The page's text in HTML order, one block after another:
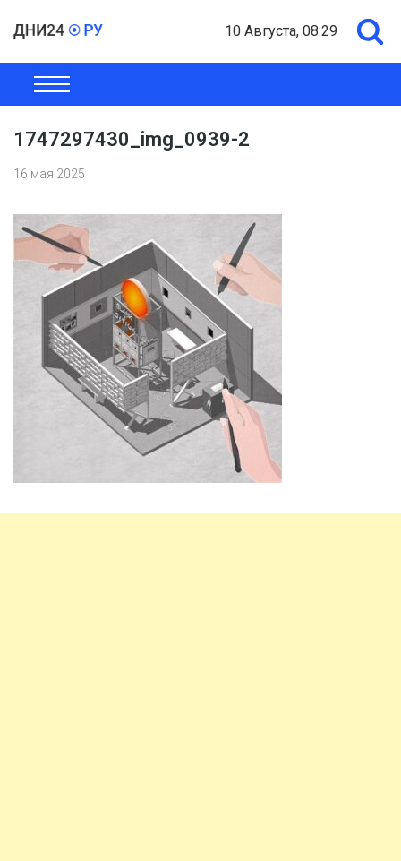
10 Августа, 08:29
ОБЩЕСТВО
1747297430_img_0939-2
16 мая 2025